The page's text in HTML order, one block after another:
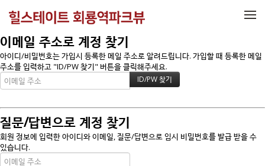
이메일 주소로 계정 찾기
아이디/비밀번호는 가입시 등록한 메일 주소로 알려드립니다. 가입할 때 등록한 메일
주소를 입력하고 "ID/PW 찾기" 버튼을 클릭해주세요.
질문/답변으로 계정 찾기
회원 정보에 입력한 아이디와 이메일, 질문/답변으로 임시 비밀번호를 발급 받을 수
있습니다.